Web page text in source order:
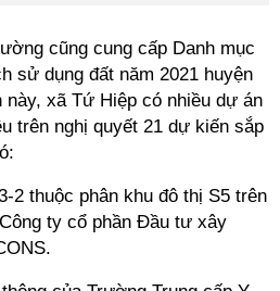
cũng cung cấp Danh mục
sử dụng đất năm 2021 huyện
này, xã Tứ Hiệp có nhiều dự án
trên nghị quyết 21 dự kiến sắp
2 thuộc phân khu đô thị S5 trên
ty cổ phần Đầu tư xây